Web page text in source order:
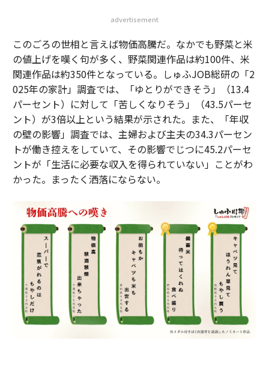
advertisement
このごろの世相と言えば物価高騰だ。なかでも野菜と米
の値上げを嘆く句が多く、野菜関連作品は約100件、米
関連作品は約350件となっている。しゅふJOB総研の「2
025年の家計」調査では、「ゆとりができそう」（13.4
パーセント）に対して「苦しくなりそう」（43.5パーセ
ント）が3倍以上という結果が示された。また、「年収
の壁の影響」調査では、主婦および主夫の34.3パーセン
トが働き控えをしていて、その影響でじつに45.2パーセ
ントが「生活に必要な収入を得られていない」ことがわ
かった。まったく洒落にならない。